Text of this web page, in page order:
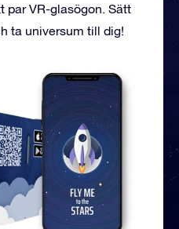
par VR-glasögon. Sätt
ta universum till dig!